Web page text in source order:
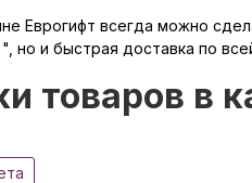
Еврогифт всегда можно
но и быстрая доставка по
товаров в